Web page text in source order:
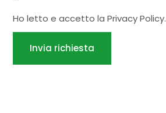
Ho letto e accetto laPrivacy Policy.
Invia richiesta